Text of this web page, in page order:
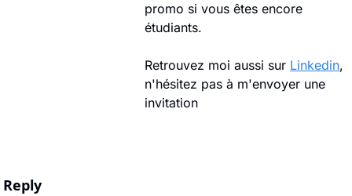
promo si vous êtes encore
étudiants.
Retrouvez moi aussi sur Linkedin,
n'hésitez pas à m'envoyer une
invitation
Reply